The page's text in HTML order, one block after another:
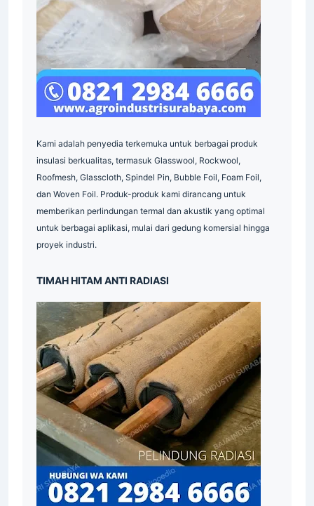
Indonesia
Supplier
Indonesia
Kami adalah penyedia terkemuka untuk berbagai produk
insulasi berkualitas, termasuk Glasswool, Rockwool,
Roofmesh, Glasscloth, Spindel Pin, Bubble Foil, Foam Foil,
dan Woven Foil. Produk-produk kami dirancang untuk
memberikan perlindungan termal dan akustik yang optimal
untuk berbagai aplikasi, mulai dari gedung komersial hingga
proyek industri.
TIMAH HITAM ANTI RADIASI